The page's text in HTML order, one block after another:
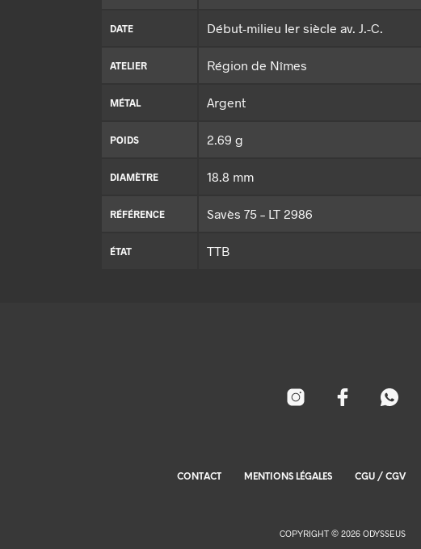
DATE Début-milieu Ier siècle av. J.-C.
ATELIER Région de Nîmes
MÉTAL Argent
POIDS 2.69 g
DIAMÈTRE 18.8 mm
RÉFÉRENCE Savès 75 – LT 2986
ÉTAT TTB
CONTACT MENTIONS LÉGALES CGU / CGV
COPYRIGHT © 2026 ODYSSEUS